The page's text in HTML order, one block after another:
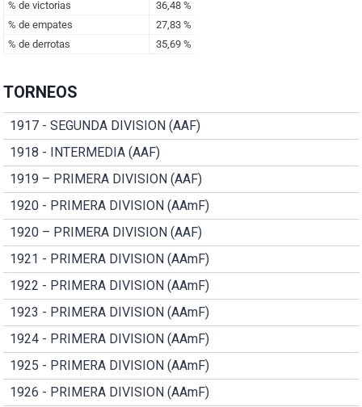
TORNEOS
1917 - SEGUNDA DIVISION (AAF)
1918 - INTERMEDIA (AAF)
1919 – PRIMERA DIVISION (AAF)
1920 - PRIMERA DIVISION (AAmF)
1920 – PRIMERA DIVISION (AAF)
1921 - PRIMERA DIVISION (AAmF)
1922 - PRIMERA DIVISION (AAmF)
1923 - PRIMERA DIVISION (AAmF)
1924 - PRIMERA DIVISION (AAmF)
1925 - PRIMERA DIVISION (AAmF)
1926 - PRIMERA DIVISION (AAmF)